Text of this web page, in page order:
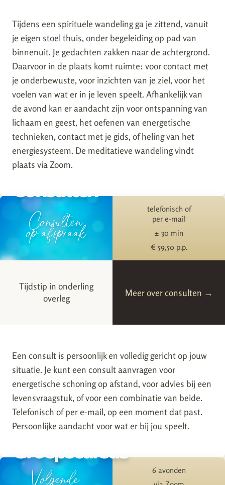
Tijdens een spirituele wandeling ga je zittend, vanuit
je eigen stoel thuis, onder begeleiding op pad van
binnenuit. Je gedachten zakken naar de achtergrond.
Daarvoor in de plaats komt ruimte: voor contact met
je onderbewuste, voor inzichten van je ziel, voor het
voelen van wat er in je leven speelt. Afhankelijk van
de avond kan er aandacht zijn voor ontspanning van
lichaam en geest, het oefenen van energetische
technieken, contact met je gids, of heling van het
energiesysteem. De meditatieve wandeling vindt
plaats via Zoom.
Consulten
Consulten
op afspraak
telefonisch of
per e-mail
± 30 min
€ 59,50 p.p.
Tijdstip in onderling
overleg
Meer over consulten →
Een consult is persoonlijk en volledig gericht op jouw
situatie. Je kunt een consult aanvragen voor
energetische schoning op afstand, voor advies bij een
levensvraagstuk, of voor een combinatie van beide.
Telefonisch of per e-mail, op een moment dat past.
Persoonlijke aandacht voor wat er bij jou speelt.
Groepscursus
Volgende
6 avonden